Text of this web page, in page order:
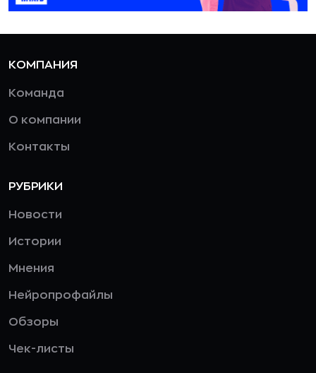
КОМПАНИЯ
Команда
О компании
Контакты
РУБРИКИ
Новости
Истории
Мнения
Нейропрофайлы
Обзоры
Чек-листы